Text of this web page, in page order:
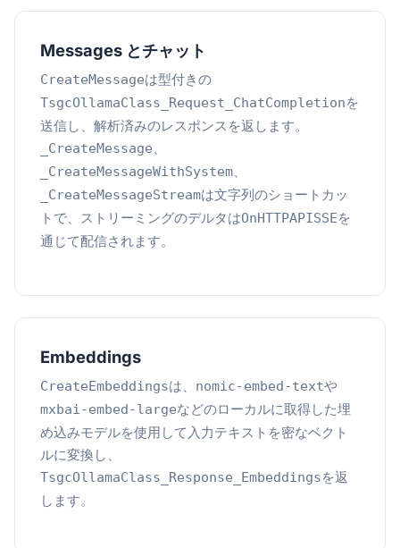
Messages とチャット
CreateMessageは型付きの
TsgcOllamaClass_Request_ChatCompletionを
送信し、解析済みのレスポンスを返します。
_CreateMessage、
_CreateMessageWithSystem、
_CreateMessageStreamは文字列のショートカッ
トで、ストリーミングのデルタはOnHTTPAPISSEを
通じて配信されます。
Embeddings
CreateEmbeddingsは、 nomic-embed-textや
mxbai-embed-largeなどのローカルに取得した埋
め込みモデルを使用して入力テキストを密なベクト
ルに変換し、
TsgcOllamaClass_Response_Embeddingsを返
します。